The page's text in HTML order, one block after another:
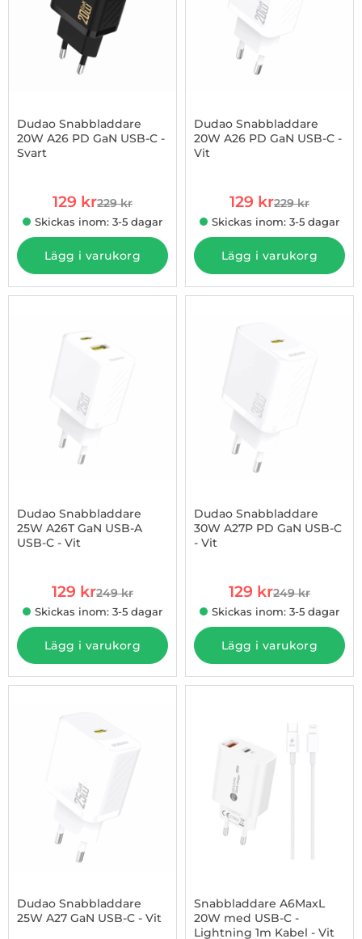
Dudao Snabbladdare
20W A26 PD GaN USB-C -
Svart
rea pris
129 krtidigare pris
229 kr
Skickas inom: 3-5 dagar
Lägg i varukorg
Dudao Snabbladdare
20W A26 PD GaN USB-C -
Vit
rea pris
129 krtidigare pris
229 kr
Skickas inom: 3-5 dagar
Lägg i varukorg
Dudao Snabbladdare
25W A26T GaN USB-A
USB-C - Vit
rea pris
129 krtidigare pris
249 kr
Skickas inom: 3-5 dagar
Lägg i varukorg
Dudao Snabbladdare
30W A27P PD GaN USB-C
- Vit
rea pris
129 krtidigare pris
249 kr
Skickas inom: 3-5 dagar
Lägg i varukorg
Dudao Snabbladdare
25W A27 GaN USB-C - Vit
Snabbladdare A6MaxL
20W med USB-C -
Lightning 1m Kabel - Vit